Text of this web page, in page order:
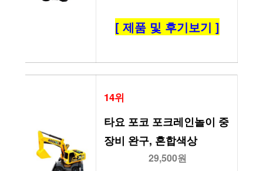
[ 제품 및 후기보기 ]
14위
타요 포코 포크레인놀이 중
장비 완구, 혼합색상
29,500원